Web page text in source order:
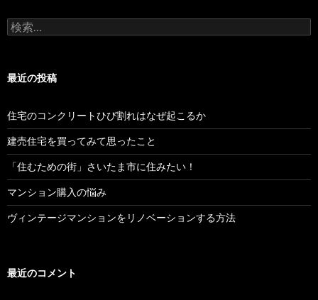
ナ
ビ
ー
シ
ョ
ン
検
索
最近の投稿
住宅のコンクリートひび割れはなぜ起こるか
建売住宅を買ってみて思ったこと
「住むための街」さいたま市に住みたい！
マンション購入の悩み
ヴィンテージマンションをリノベーションする方法
最近のコメント